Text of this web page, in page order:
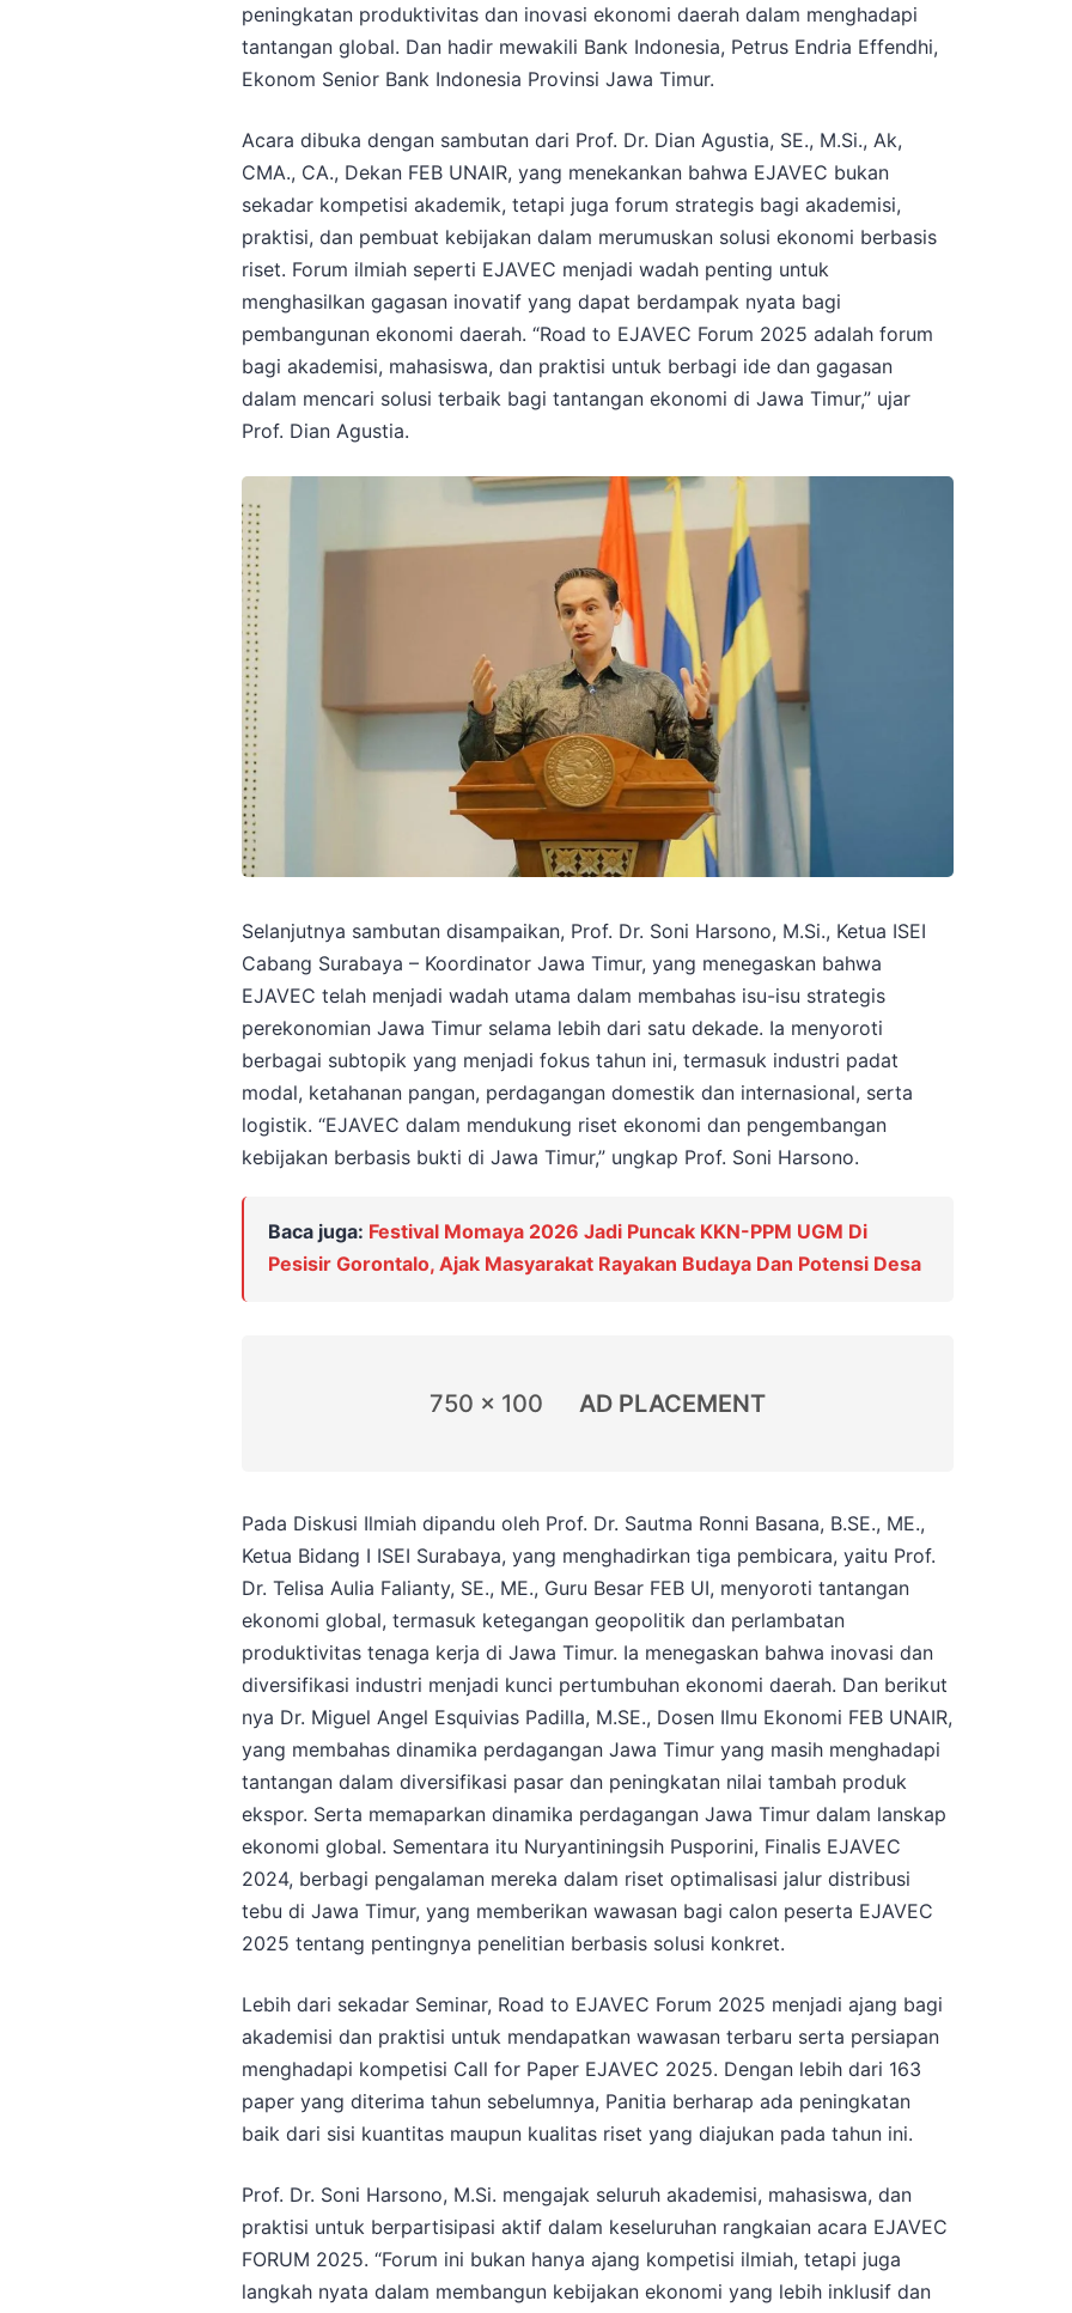
peningkatan produktivitas dan inovasi ekonomi daerah dalam menghadapi
tantangan global. Dan hadir mewakili Bank Indonesia, Petrus Endria Effendhi,
Ekonom Senior Bank Indonesia Provinsi Jawa Timur.
Acara dibuka dengan sambutan dari Prof. Dr. Dian Agustia, SE., M.Si., Ak,
CMA., CA., Dekan FEB UNAIR, yang menekankan bahwa EJAVEC bukan
sekadar kompetisi akademik, tetapi juga forum strategis bagi akademisi,
praktisi, dan pembuat kebijakan dalam merumuskan solusi ekonomi berbasis
riset. Forum ilmiah seperti EJAVEC menjadi wadah penting untuk
menghasilkan gagasan inovatif yang dapat berdampak nyata bagi
pembangunan ekonomi daerah. “Road to EJAVEC Forum 2025 adalah forum
bagi akademisi, mahasiswa, dan praktisi untuk berbagi ide dan gagasan
dalam mencari solusi terbaik bagi tantangan ekonomi di Jawa Timur​,” ujar
Prof. Dian Agustia​.
Selanjutnya sambutan disampaikan, Prof. Dr. Soni Harsono, M.Si., Ketua ISEI
Cabang Surabaya – Koordinator Jawa Timur, yang menegaskan bahwa
EJAVEC telah menjadi wadah utama dalam membahas isu-isu strategis
perekonomian Jawa Timur selama lebih dari satu dekade. Ia menyoroti
berbagai subtopik yang menjadi fokus tahun ini, termasuk industri padat
modal, ketahanan pangan, perdagangan domestik dan internasional, serta
logistik. “EJAVEC dalam mendukung riset ekonomi dan pengembangan
kebijakan berbasis bukti di Jawa Timur,” ungkap Prof. Soni Harsono.
Baca juga: Festival Momaya 2026 Jadi Puncak KKN-PPM UGM Di
Pesisir Gorontalo, Ajak Masyarakat Rayakan Budaya Dan Potensi Desa
750 x 100 AD PLACEMENT
Pada Diskusi Ilmiah dipandu oleh Prof. Dr. Sautma Ronni Basana, B.SE., ME.,
Ketua Bidang I ISEI Surabaya, yang menghadirkan tiga pembicara, yaitu Prof.
Dr. Telisa Aulia Falianty, SE., ME., Guru Besar FEB UI, menyoroti tantangan
ekonomi global, termasuk ketegangan geopolitik dan perlambatan
produktivitas tenaga kerja di Jawa Timur. Ia menegaskan bahwa inovasi dan
diversifikasi industri menjadi kunci pertumbuhan ekonomi daerah​. Dan berikut
nya Dr. Miguel Angel Esquivias Padilla, M.SE., Dosen Ilmu Ekonomi FEB UNAIR,
yang membahas dinamika perdagangan Jawa Timur yang masih menghadapi
tantangan dalam diversifikasi pasar dan peningkatan nilai tambah produk
ekspor​. Serta memaparkan dinamika perdagangan Jawa Timur dalam lanskap
ekonomi global. Sementara itu Nuryantiningsih Pusporini, Finalis EJAVEC
2024, berbagi pengalaman mereka dalam riset optimalisasi jalur distribusi
tebu di Jawa Timur, yang memberikan wawasan bagi calon peserta EJAVEC
2025 tentang pentingnya penelitian berbasis solusi konkret​.
Lebih dari sekadar Seminar, Road to EJAVEC Forum 2025 menjadi ajang bagi
akademisi dan praktisi untuk mendapatkan wawasan terbaru serta persiapan
menghadapi kompetisi Call for Paper EJAVEC 2025. Dengan lebih dari 163
paper yang diterima tahun sebelumnya, Panitia berharap ada peningkatan
baik dari sisi kuantitas maupun kualitas riset yang diajukan pada tahun ini.
Prof. Dr. Soni Harsono, M.Si. mengajak seluruh akademisi, mahasiswa, dan
praktisi untuk berpartisipasi aktif dalam keseluruhan rangkaian acara EJAVEC
FORUM 2025. “Forum ini bukan hanya ajang kompetisi ilmiah, tetapi juga
langkah nyata dalam membangun kebijakan ekonomi yang lebih inklusif dan